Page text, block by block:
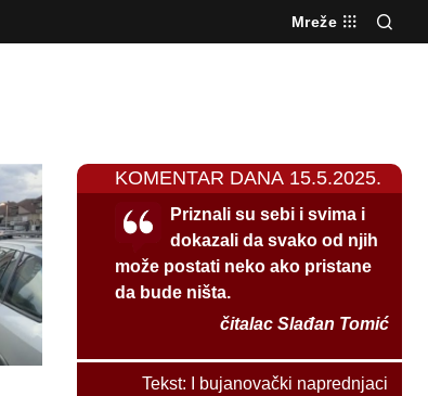
Mreže
KOMENTAR DANA 15.5.2025.
Priznali su sebi i svima i
dokazali da svako od njih
može postati neko ako pristane
da bude ništa.
čitalac Slađan Tomić
Tekst:
I bujanovački naprednjaci